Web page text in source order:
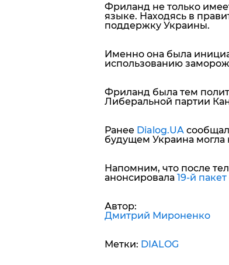
Фриланд не только
языке. Находясь в
поддержку Украины.
Именно она была
использованию
Фриланд была тем
Либеральной партии
Ранее Dialog.UA
будущем Украина могла
Напомним, что после
анонсировала 19-й
Автор:
Дмитрий Мироненко
Метки: DIALOG